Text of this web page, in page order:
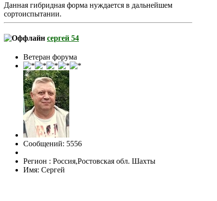
Данная гибридная форма нуждается в дальнейшем
сортоиспытании.
сергей 54
Ветеран форума
Сообщений: 5556
Регион : Россия,Ростовская обл. Шахты
Имя: Сергей